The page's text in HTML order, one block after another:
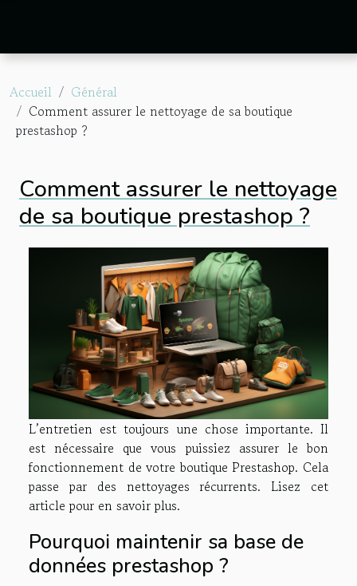
Accueil
Général
Comment assurer le nettoyage de sa boutique
prestashop ?
Comment assurer le nettoyage
de sa boutique prestashop ?
L’entretien est toujours une chose importante. Il
est nécessaire que vous puissiez assurer le bon
fonctionnement de votre boutique Prestashop. Cela
passe par des nettoyages récurrents. Lisez cet
article pour en savoir plus.
Pourquoi maintenir sa base de
données prestashop ?